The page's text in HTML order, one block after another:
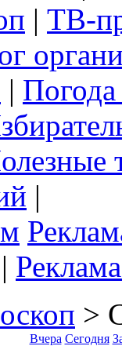
| ТВ-
|
|
|
>
Вчера Сегодня